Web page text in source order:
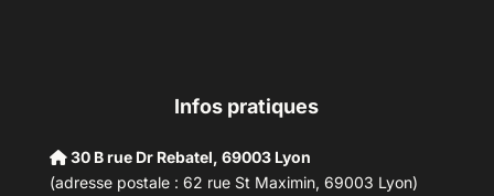
Infos pratiques
30 B rue Dr Rebatel, 69003 Lyon
(adresse postale : 62 rue St Maximin, 69003 Lyon)